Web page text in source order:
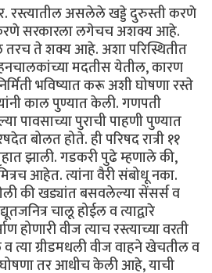
रस्त्यातील असलेले खड्डे दुरुस्ती करणे
करणे सरकारला लगेचच अशक्य आहे.
तरच ते शक्य आहे. अशा परिस्थितीत
मदतीस येतील, कारण
भविष्यात करू अशी घोषणा रस्ते
काल पुण्यात केली. गणपती
पावसाच्या पुराची पाहणी पुण्यात
बोलत होते. ही परिषद रात्री ११
झाली. गडकरी पुढे म्हणाले की,
आहेत. त्यांना वैरी संबोधू नका.
की खड्यांत बसवलेल्या सेंसर्स व
चालू होईल व त्याद्वारे
होणारी वीज त्याच रस्त्याच्या वरती
त्या ग्रीडमधली वीज वाहने खेचतील व
घोषणा तर आधीच केली आहे, याची